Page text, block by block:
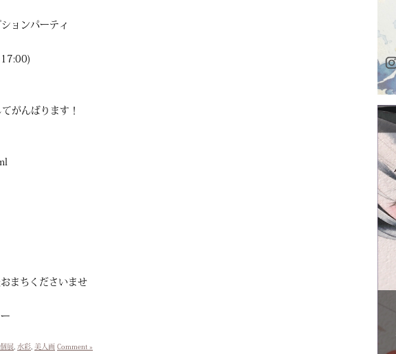
ョンパーティ
がんばります！
まちくださいませ
個展, 水彩, 美人画 Comment »